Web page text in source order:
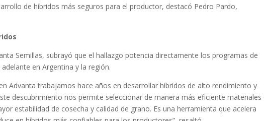
de híbridos más seguros para el productor, destacó Pedro Pardo,
Semillas, subrayó que el hallazgo potencia directamente los programas de
en Argentina y la región.
Advanta trabajamos hace años en desarrollar híbridos de alto rendimiento y
descubrimiento nos permite seleccionar de manera más eficiente materiales
estabilidad de cosecha y calidad de grano. Es una herramienta que acelera